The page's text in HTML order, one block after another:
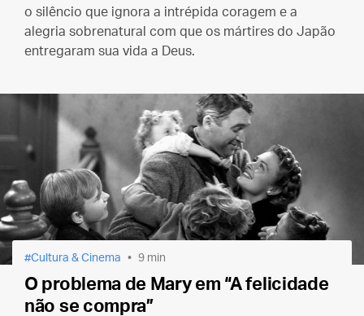
o silêncio que ignora a intrépida coragem e a
alegria sobrenatural com que os mártires do Japão
entregaram sua vida a Deus.
Cultura & Cinema 9 min
O problema de Mary em “A felicidade
não se compra”